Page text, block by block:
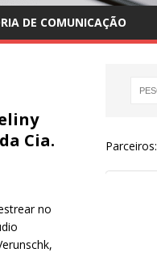
DE COMUNICAÇÃO
Cia.
no
Parceiros: